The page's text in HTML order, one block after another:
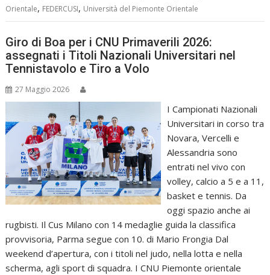
Orientale, FEDERCUSI, Università del Piemonte Orientale
Giro di Boa per i CNU Primaverili 2026:
assegnati i Titoli Nazionali Universitari nel
Tennistavolo e Tiro a Volo
27 Maggio 2026
I Campionati Nazionali
Universitari in corso tra
Novara, Vercelli e
Alessandria sono
entrati nel vivo con
volley, calcio a 5 e a 11,
basket e tennis. Da
oggi spazio anche ai
rugbisti. Il Cus Milano con 14 medaglie guida la classifica
provvisoria, Parma segue con 10. di Mario Frongia Dal
weekend d’apertura, con i titoli nel judo, nella lotta e nella
scherma, agli sport di squadra. I CNU Piemonte orientale